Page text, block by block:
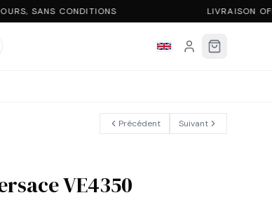
SANS CONDITIONS LIVRAISON
Précédent Suivant
VE4350